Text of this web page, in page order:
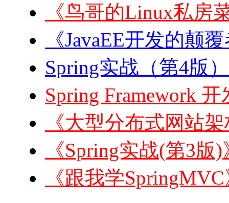
《鸟哥的Linux私房
《JavaEE开发的颠
Spring实战（第4版
Spring Framework
《大型分布式网站
《Spring实战(第3版
《跟我学